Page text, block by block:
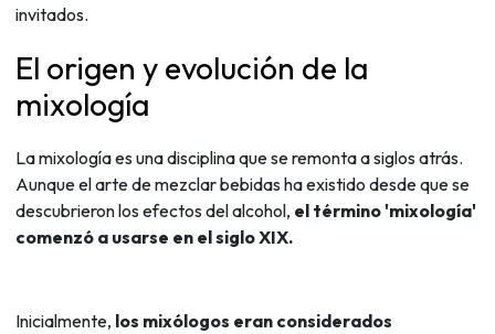
invitados.
El origen y evolución de la
mixología
La mixología es una disciplina que se remonta a siglos atrás.
Aunque el arte de mezclar bebidas ha existido desde que se
descubrieron los efectos del alcohol, el término 'mixología'
comenzó a usarse en el siglo XIX.
Inicialmente, los mixólogos eran considerados